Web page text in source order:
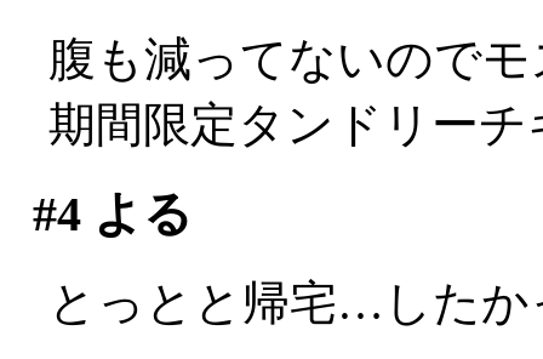
腹も減ってないのでモ
期間限定タンドリー
#4よる
とっとと帰宅…したか